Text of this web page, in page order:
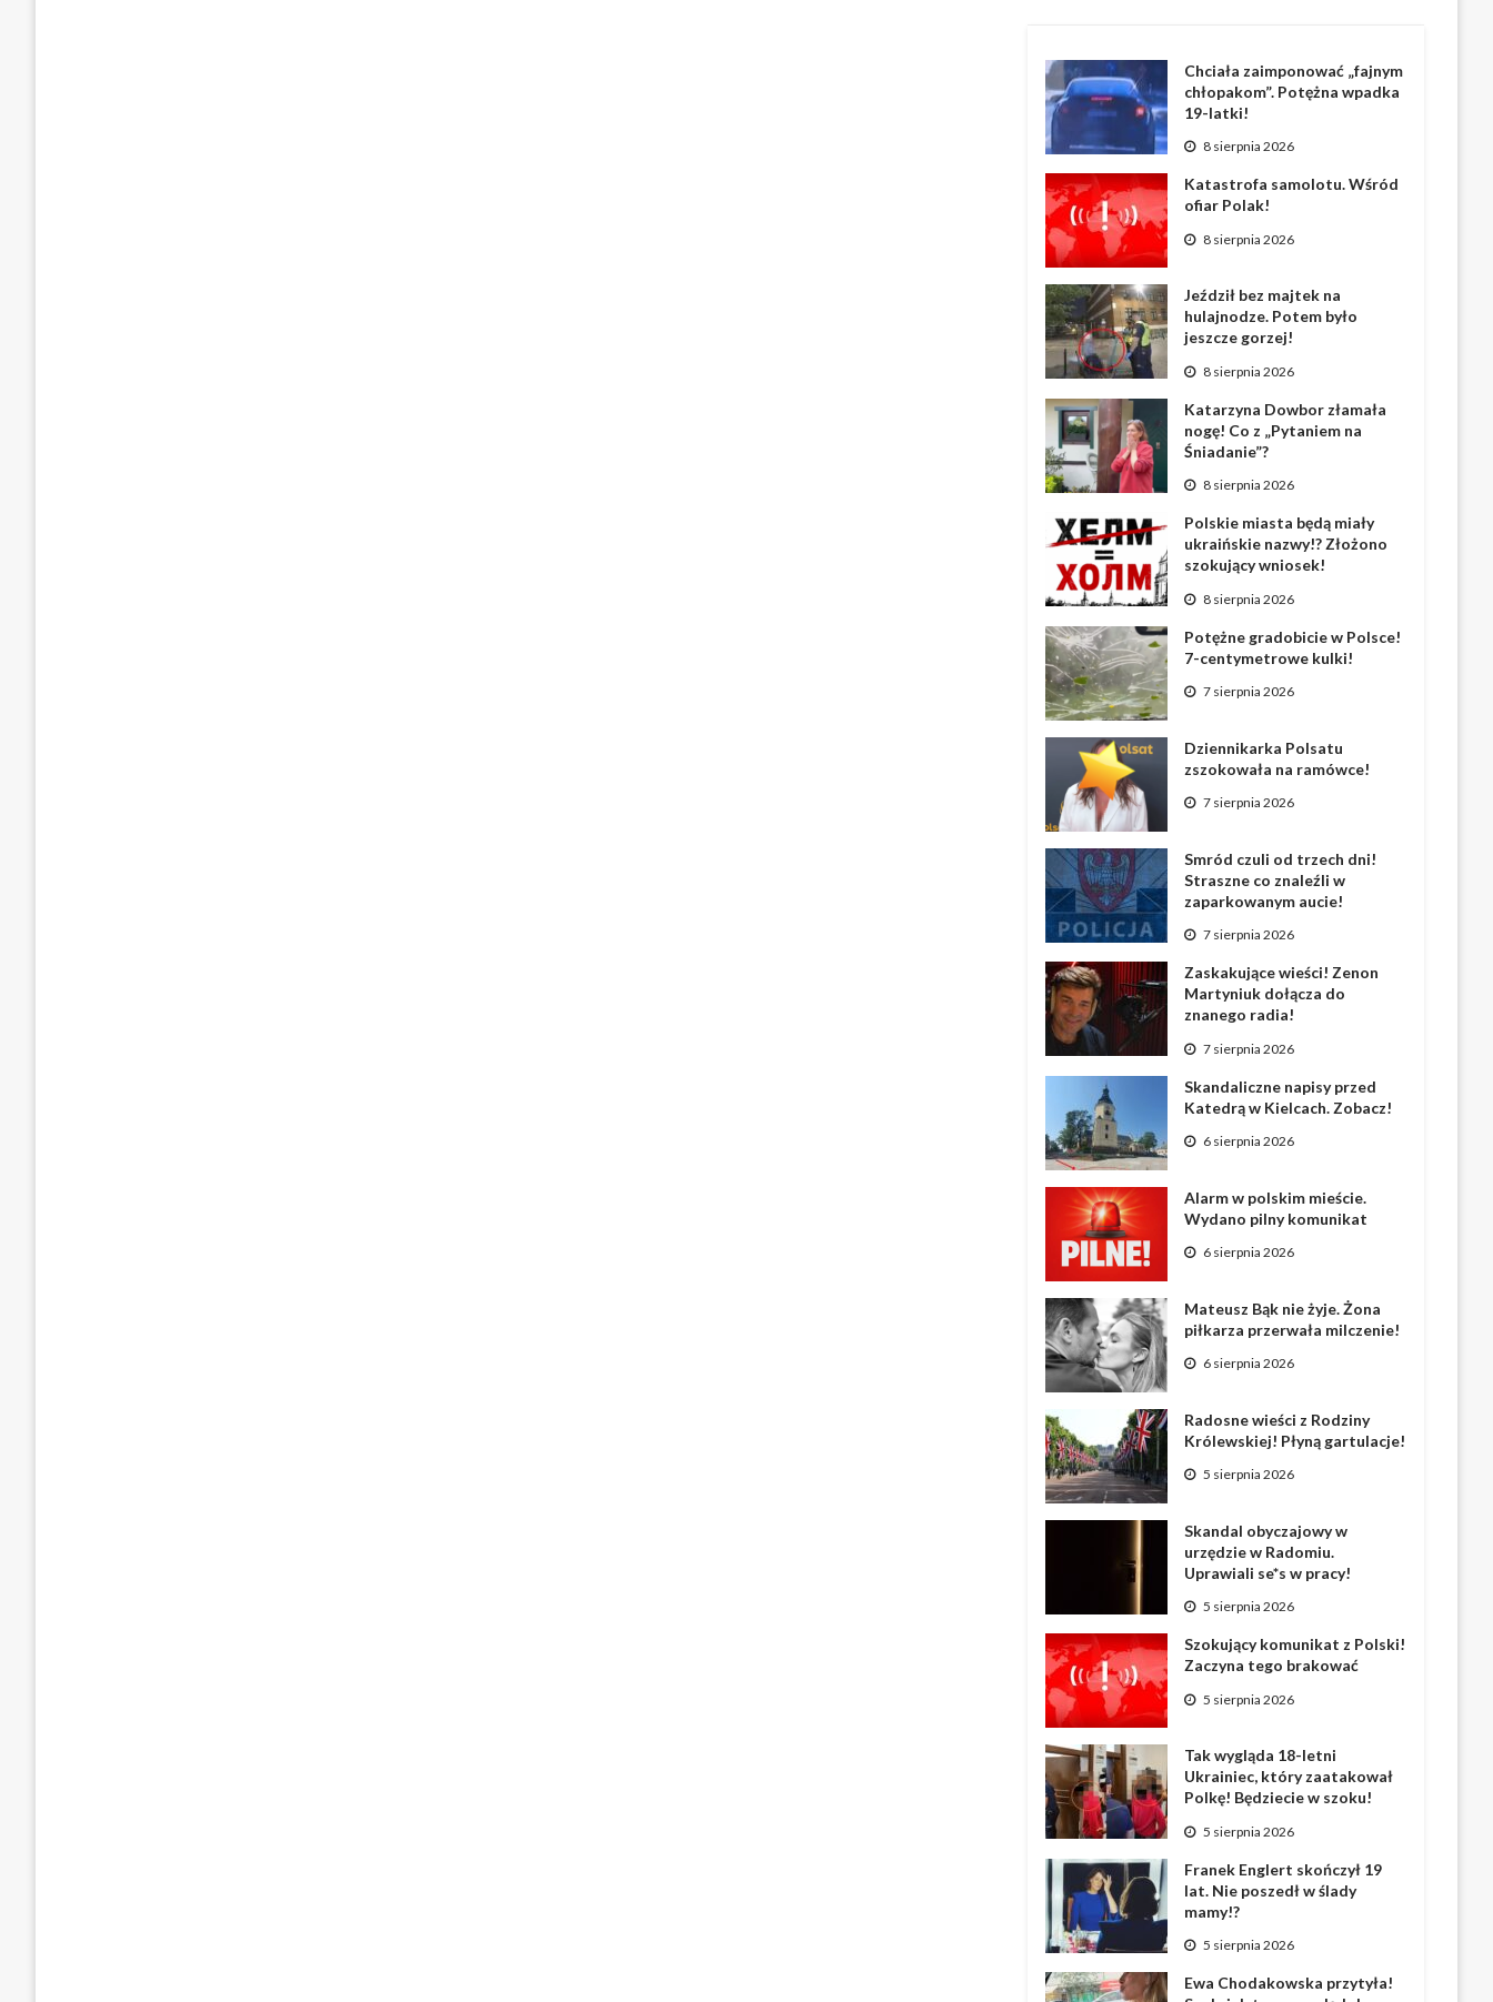
Chciała zaimponować „fajnym
chłopakom”. Potężna wpadka
19-latki!
8 sierpnia 2026
Katastrofa samolotu. Wśród
ofiar Polak!
8 sierpnia 2026
Jeździł bez majtek na
hulajnodze. Potem było
jeszcze gorzej!
8 sierpnia 2026
Katarzyna Dowbor złamała
nogę! Co z „Pytaniem na
Śniadanie”?
8 sierpnia 2026
Polskie miasta będą miały
ukraińskie nazwy!? Złożono
szokujący wniosek!
8 sierpnia 2026
Potężne gradobicie w Polsce!
7-centymetrowe kulki!
7 sierpnia 2026
Dziennikarka Polsatu
zszokowała na ramówce!
7 sierpnia 2026
Smród czuli od trzech dni!
Straszne co znaleźli w
zaparkowanym aucie!
7 sierpnia 2026
Zaskakujące wieści! Zenon
Martyniuk dołącza do
znanego radia!
7 sierpnia 2026
Skandaliczne napisy przed
Katedrą w Kielcach. Zobacz!
6 sierpnia 2026
Alarm w polskim mieście.
Wydano pilny komunikat
6 sierpnia 2026
Mateusz Bąk nie żyje. Żona
piłkarza przerwała milczenie!
6 sierpnia 2026
Radosne wieści z Rodziny
Królewskiej! Płyną gartulacje!
5 sierpnia 2026
Skandal obyczajowy w
urzędzie w Radomiu.
Uprawiali se*s w pracy!
5 sierpnia 2026
Szokujący komunikat z Polski!
Zaczyna tego brakować
5 sierpnia 2026
Tak wygląda 18-letni
Ukrainiec, który zaatakował
Polkę! Będziecie w szoku!
5 sierpnia 2026
Franek Englert skończył 19
lat. Nie poszedł w ślady
mamy!?
5 sierpnia 2026
Ewa Chodakowska przytyła!